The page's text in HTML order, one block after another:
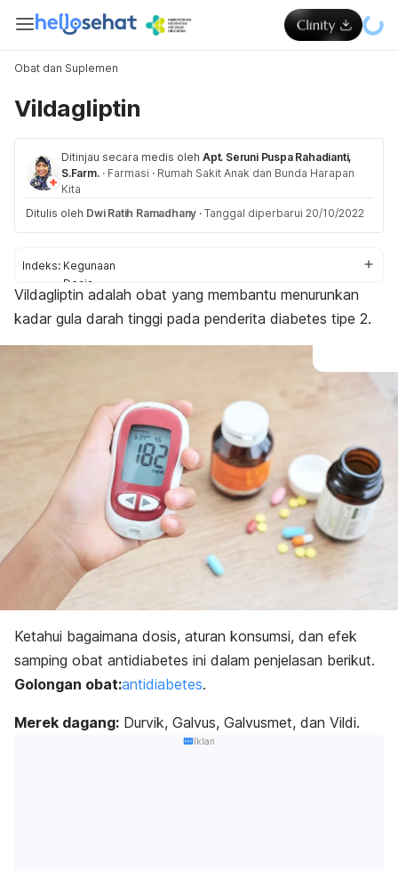
Obat dan Suplemen
Vildagliptin
Ditinjau secara medis oleh Apt. Seruni Puspa Rahadianti,
S.Farm. · Farmasi · Rumah Sakit Anak dan Bunda Harapan
Kita
Ditulis oleh Dwi Ratih Ramadhany · Tanggal diperbarui 20/10/2022
Indeks: Kegunaan
Dosis
Aturan konsumsi
Efek samping
Vildagliptin adalah obat yang membantu menurunkan
kadar gula darah tinggi pada penderita diabetes tipe 2.
Ketahui bagaimana dosis, aturan konsumsi, dan efek
samping obat antidiabetes ini dalam penjelasan berikut.
Golongan obat:antidiabetes.
Merek dagang: Durvik, Galvus, Galvusmet, dan Vildi.
Iklan